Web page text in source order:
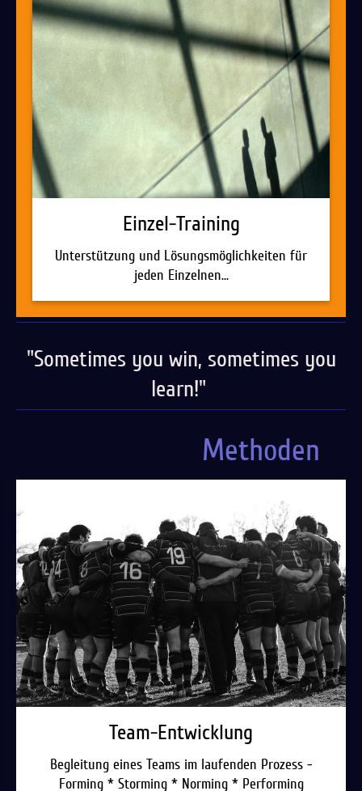
Einzel-Training
Unterstützung und Lösungsmöglichkeiten für
jeden Einzelnen...
"Sometimes you win, sometimes you
learn!"
Methoden
Team-Entwicklung
Begleitung eines Teams im laufenden Prozess -
Forming * Storming * Norming * Performing